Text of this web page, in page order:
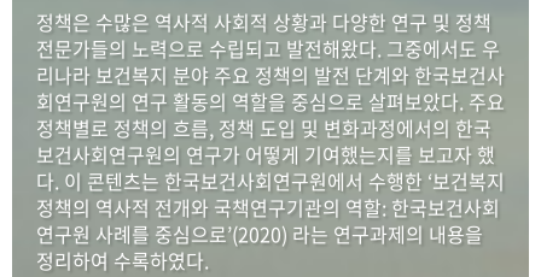
정책과 연구 키워드로 보는 연구 역사
연구자들
간행물 변천사
기록물 아카이브
사진 아카이브 문서 기록물 행정박물 영상 기록물
50+1주년 기념
정책은 수많은 역사적 사회적 상황과 다양한 연구 및 정책
전문가들의 노력으로 수립되고 발전해왔다. 그중에서도 우
리나라 보건복지 분야 주요 정책의 발전 단계와 한국보건사
회연구원의 연구 활동의 역할을 중심으로 살펴보았다. 주요
정책별로 정책의 흐름, 정책 도입 및 변화과정에서의 한국
보건사회연구원의 연구가 어떻게 기여했는지를 보고자 했
다. 이 콘텐츠는 한국보건사회연구원에서 수행한 ‘보건복지
정책의 역사적 전개와 국책연구기관의 역할: 한국보건사회
연구원 사례를 중심으로’(2020) 라는 연구과제의 내용을
정리하여 수록하였다.